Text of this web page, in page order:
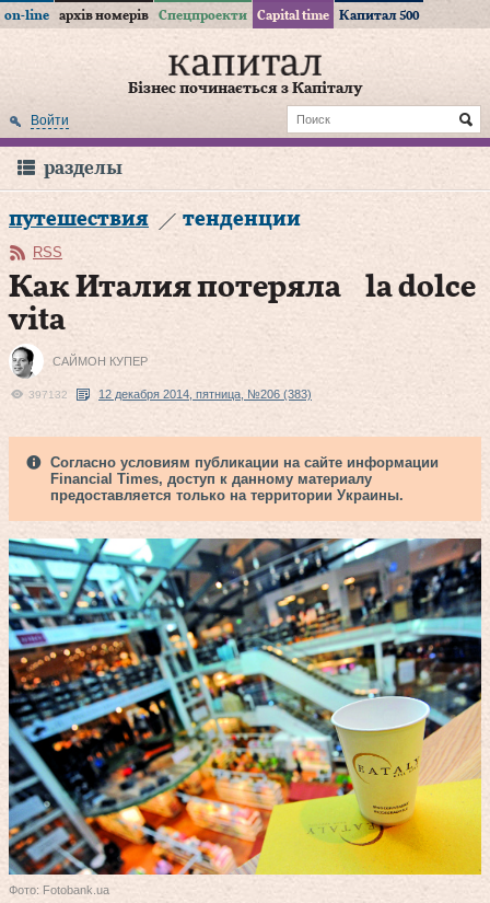
on-line архів номерів Спецпроекти Capital time Капитал 500
Бізнес починається з Капіталу
Войти
разделы
путешествия тенденции
RSS
Как Италия потеряла la dolce
vita
САЙМОН КУПЕР
397132 12 декабря 2014, пятница, №206 (383)
Согласно условиям публикации на сайте информации
Financial Times, доступ к данному материалу
предоставляется только на территории Украины.
Фото: Fotobank.ua